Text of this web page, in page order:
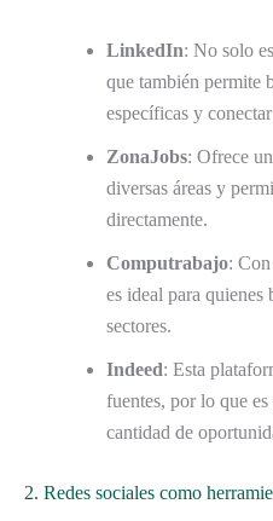
LinkedIn: No solo
que también permite
específicas y
ZonaJobs: Ofrece
diversas áreas y
directamente.
Computrabajo:
es ideal para quienes
sectores.
Indeed: Esta
fuentes, por lo que
cantidad de
2. Redes sociales como